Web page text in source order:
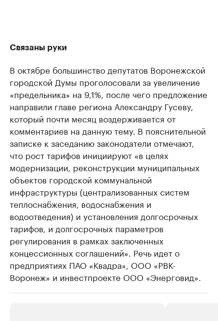
Связаны руки
В октябре большинство депутатов Воронежской
городской Думы проголосовали за увеличение
«предельника» на 9,1%, после чего предложение
направили главе региона Александру Гусеву,
который почти месяц воздерживается от
комментариев на данную тему. В пояснительной
записке к заседанию законодатели отмечают,
что рост тарифов инициируют «в целях
модернизации, реконструкции муниципальных
объектов городской коммунальной
инфраструктуры (централизованных систем
теплоснабжения, водоснабжения и
водоотведения) и установления долгосрочных
тарифов, и долгосрочных параметров
регулирования в рамках заключенных
концессионных соглашений». Речь идет о
предприятиях ПАО «Квадра», ООО «РВК-
Воронеж» и инвестпроекте ООО «Энерговид».